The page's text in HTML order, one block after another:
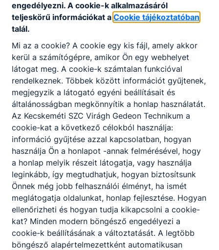
forrás fájlok
11. évf.: SQL
11. évf.: ACL-ek és hálózatbiztonság
11. évf.: Dokumentáció és projektmunka
11. évf.: DHCP alaposabban
11. évf.: Linux rendszerszint
11. évf.: Távközlési elektronika
11. évf.: Dinamikus routing
11. évf: Automatizálás / scripting
11. évf.: 3. rétegbeli switch konfigurálása
engedélyezni. A cookie-k alkalmazásáról
teljeskörű információkat a Cookie tájékoztatóban
talál.
Mi az a cookie? A cookie egy kis fájl, amely akkor
kerül a számítógépre, amikor Ön egy webhelyet
látogat meg. A cookie-k számtalan funkcióval
rendelkeznek. Többek között információt gyűjtenek,
megjegyzik a látogató egyéni beállításait és
általánosságban megkönnyítik a honlap használatát.
Az Kecskeméti SZC Virágh Gedeon Technikum a
cookie-kat a következő célokból használja:
információ gyűjtése azzal kapcsolatban, hogyan
használja Ön a honlapot -annak felmérésével, hogy
a honlap melyik részeit látogatja, vagy használja
leginkább, így megtudhatjuk, hogyan biztosítsunk
Önnek még jobb felhasználói élményt, ha ismét
meglátogatja oldalunkat, honlap fejlesztése. Hogyan
ellenőrizheti és hogyan tudja kikapcsolni a cookie-
kat? Minden modern böngésző engedélyezi a
cookie-k beállításának a változtatását. A legtöbb
böngésző alapértelmezettként automatikusan